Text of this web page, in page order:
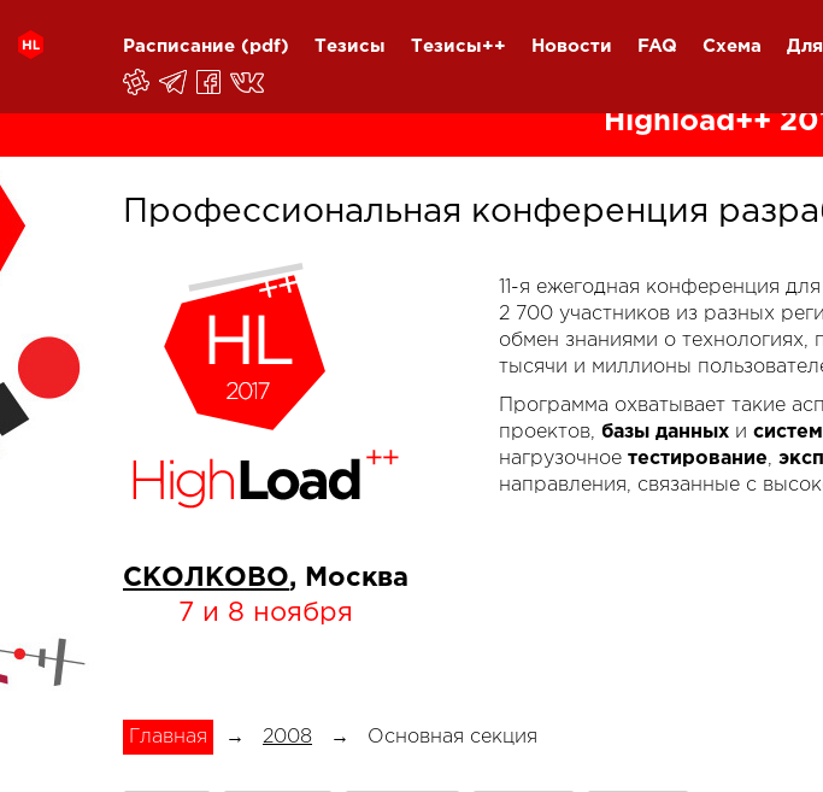
Расписание (pdf) Тезисы Тезисы++ Новости FAQ Схема
Highload++
Профессиональная конференция
СКОЛКОВО, Москва
7 и 8 ноября
11-я ежегодная конференция
2 700 участников из разных
обмен знаниями о
тысячи и миллионы
Программа охватывает такие
проектов, базы данных и
нагрузочное тестирование,
направления, связанные с
Главная → 2008 → Основная секция